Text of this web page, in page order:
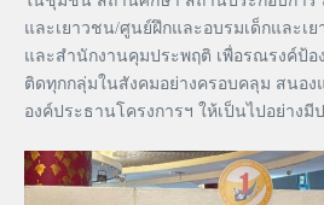
และเยาวชน/ศูนย์ฝึกและอบรมเด็กและเ
และสำนักงานคุมประพฤติ เพื่อรณรงค์ป้
ติดทุกกลุ่มในสังคมอย่างครอบคลุม สนอ
องค์ประธานโครงการฯ ให้เป็นไปอย่างมี